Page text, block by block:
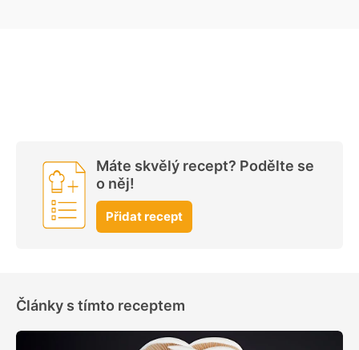
Máte skvělý recept? Podělte se
o něj!
Přidat recept
Články s tímto receptem